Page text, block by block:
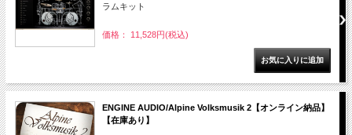
ラムキット
価格： 11,528円(税込)
ENGINE AUDIO/Alpine Volksmusik 2【オンライン納品】
【在庫あり】